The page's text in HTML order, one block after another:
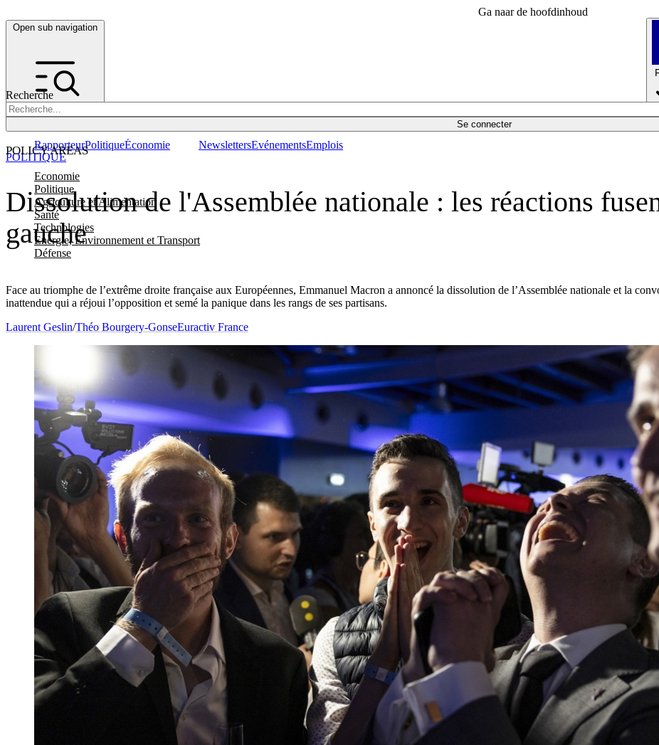
Ga naar de hoofdinhoud
Open sub navigation
Recherche
Se connecter
POLICY AREAS
Economie
Politique
Agriculture et Alimentation
Santé
Technologies
Energie, Environnement et Transport
Défense
RapporteurPolitiqueÉconomie NewslettersEvénementsEmplois
Dissolution de l'Assemblée nationale : les réactions
gauche
Face au triomphe de l’extrême droite française aux Européennes, Emmanuel Macron a annoncé la dissolution de l’Assemblée nationale et la
inattendue qui a réjoui l’opposition et semé la panique dans les rangs de ses partisans.
POLITIQUE
Laurent Geslin/Théo Bourgery-GonseEuractiv France